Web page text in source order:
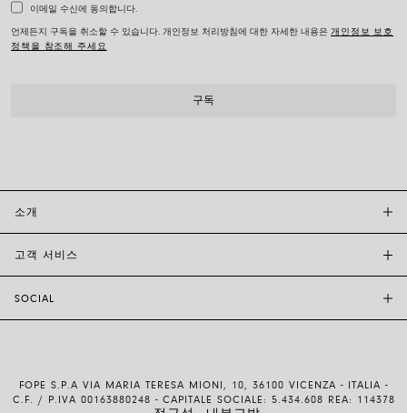
이메일 수신에 동의합니다.
언제든지 구독을 취소할 수 있습니다. 개인정보 처리방침에 대한 자세한 내용은 개인정보 보호
정책을 참조해 주세요
소개
고객 서비스
배송 및 반품
SOCIAL
YOUTUBE
FOPE S.P.A VIA MARIA TERESA MIONI, 10, 36100 VICENZA - ITALIA -
C.F. / P.IVA 00163880248 - CAPITALE SOCIALE: 5.434.608 REA: 114378